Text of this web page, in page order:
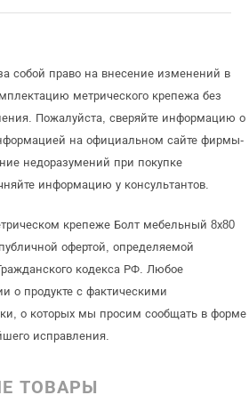
собой право на внесение изменений в
метрического крепежа без
Пожалуйста, сверяйте информацию о
на официальном сайте фирмы-
недоразумений при покупке
информацию у консультантов.
крепеже Болт мебельный 8х80
офертой, определяемой
кодекса РФ. Любое
о продукте с фактическими
о которых мы просим сообщать в форме
исправления.
ТОВАРЫ